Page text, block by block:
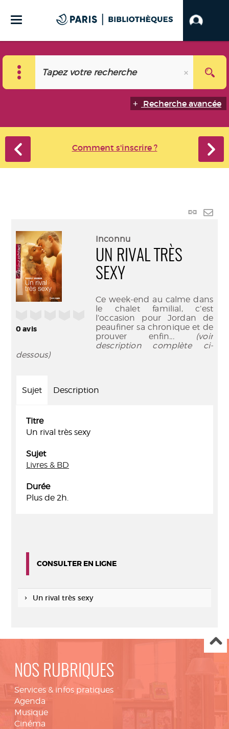
Recherche avancée
Comment s'inscrire ?
Lien
0avis
Inconnu
UN RIVAL TRÈS
SEXY
Ce week-end au calme dans
le chalet familial, c’est
l’occasion pour Jordan de
peaufiner sa chronique et de
prouver enfin... (voir
description complète ci-
dessous)
Sujet Description
Titre
Un rival très sexy
Sujet
Livres & BD
Durée
Plus de 2h.
CONSULTER EN LIGNE
Un rival très sexy
NOS RUBRIQUES
Services & infos pratiques
Agenda
Musique
Cinéma